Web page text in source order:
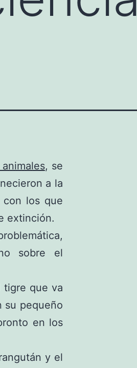
, se
a la
con los que
extinción.
sobre el
tigre que va
su pequeño
en los
y el